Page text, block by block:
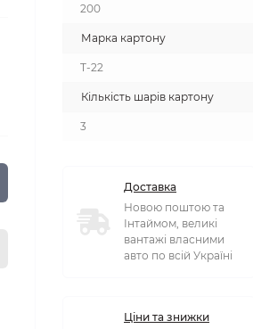
200
Марка картону
T-22
Кількість шарів картону
3
Доставка
Новою поштою та
Інтаймом, великі
вантажі власними
авто по всій Україні
Ціни та знижки